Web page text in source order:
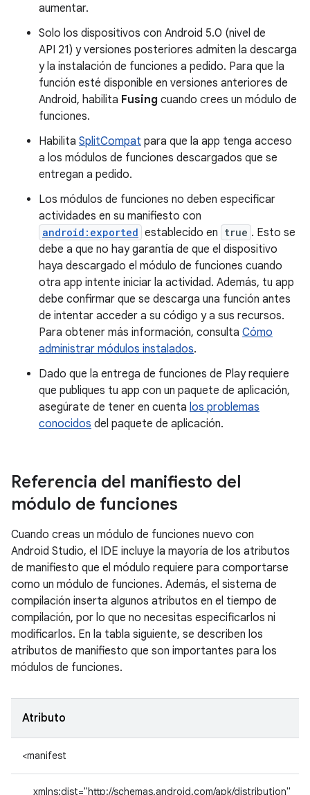
aumentar.
Solo los dispositivos con Android 5.0 (nivel de
API 21) y versiones posteriores admiten la descarga
y la instalación de funciones a pedido. Para que la
función esté disponible en versiones anteriores de
Android, habilita Fusing cuando crees un módulo de
funciones.
Habilita SplitCompat para que la app tenga acceso
a los módulos de funciones descargados que se
entregan a pedido.
Los módulos de funciones no deben especificar
actividades en su manifiesto con
android:exported establecido en true . Esto se
debe a que no hay garantía de que el dispositivo
haya descargado el módulo de funciones cuando
otra app intente iniciar la actividad. Además, tu app
debe confirmar que se descarga una función antes
de intentar acceder a su código y a sus recursos.
Para obtener más información, consulta Cómo
administrar módulos instalados.
Dado que la entrega de funciones de Play requiere
que publiques tu app con un paquete de aplicación,
asegúrate de tener en cuenta los problemas
conocidos del paquete de aplicación.
Referencia del manifiesto del
módulo de funciones
Cuando creas un módulo de funciones nuevo con
Android Studio, el IDE incluye la mayoría de los atributos
de manifiesto que el módulo requiere para comportarse
como un módulo de funciones. Además, el sistema de
compilación inserta algunos atributos en el tiempo de
compilación, por lo que no necesitas especificarlos ni
modificarlos. En la tabla siguiente, se describen los
atributos de manifiesto que son importantes para los
módulos de funciones.
Atributo
<manifest
xmlns:dist="http://schemas.android.com/apk/distribution"